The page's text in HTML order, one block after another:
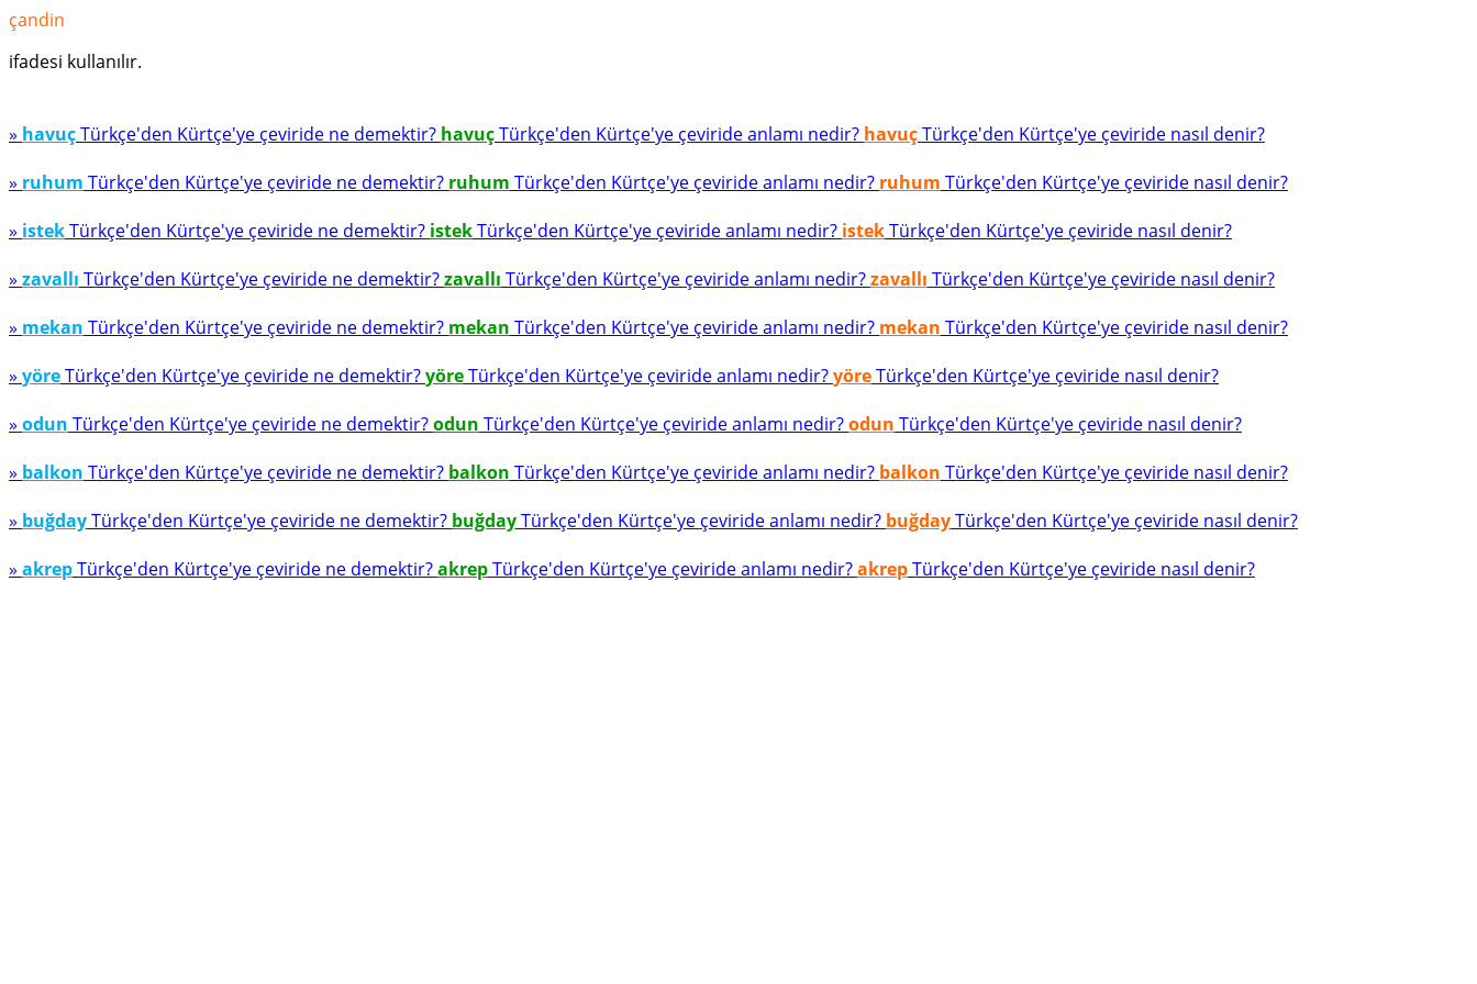
çandin
ifadesi kullanılır.
» havuçTürkçe'den Kürtçe'ye çeviride ne demektir? havuçTürkçe'den Kürtçe'ye çeviride anlamı nedir? havuçTürkçe'den Kürtçe'ye çeviride nasıl denir?
» ruhum Türkçe'den Kürtçe'ye çeviride ne demektir? ruhum Türkçe'den Kürtçe'ye çeviride anlamı nedir? ruhum Türkçe'den Kürtçe'ye çeviride nasıl denir?
» istekTürkçe'den Kürtçe'ye çeviride ne demektir? istekTürkçe'den Kürtçe'ye çeviride anlamı nedir? istekTürkçe'den Kürtçe'ye çeviride nasıl denir?
» zavallı Türkçe'den Kürtçe'ye çeviride ne demektir?zavallı Türkçe'den Kürtçe'ye çeviride anlamı nedir?zavallı Türkçe'den Kürtçe'ye çeviride nasıl denir?
» mekan Türkçe'den Kürtçe'ye çeviride ne demektir? mekan Türkçe'den Kürtçe'ye çeviride anlamı nedir? mekan Türkçe'den Kürtçe'ye çeviride nasıl denir?
» yöreTürkçe'den Kürtçe'ye çeviride ne demektir?yöreTürkçe'den Kürtçe'ye çeviride anlamı nedir?yöreTürkçe'den Kürtçe'ye çeviride nasıl denir?
» odun Türkçe'den Kürtçe'ye çeviride ne demektir?odun Türkçe'den Kürtçe'ye çeviride anlamı nedir?odun Türkçe'den Kürtçe'ye çeviride nasıl denir?
» balkon Türkçe'den Kürtçe'ye çeviride ne demektir? balkon Türkçe'den Kürtçe'ye çeviride anlamı nedir? balkon Türkçe'den Kürtçe'ye çeviride nasıl denir?
» buğdayTürkçe'den Kürtçe'ye çeviride ne demektir? buğdayTürkçe'den Kürtçe'ye çeviride anlamı nedir? buğdayTürkçe'den Kürtçe'ye çeviride nasıl denir?
» akrepTürkçe'den Kürtçe'ye çeviride ne demektir?akrepTürkçe'den Kürtçe'ye çeviride anlamı nedir?akrepTürkçe'den Kürtçe'ye çeviride nasıl denir?